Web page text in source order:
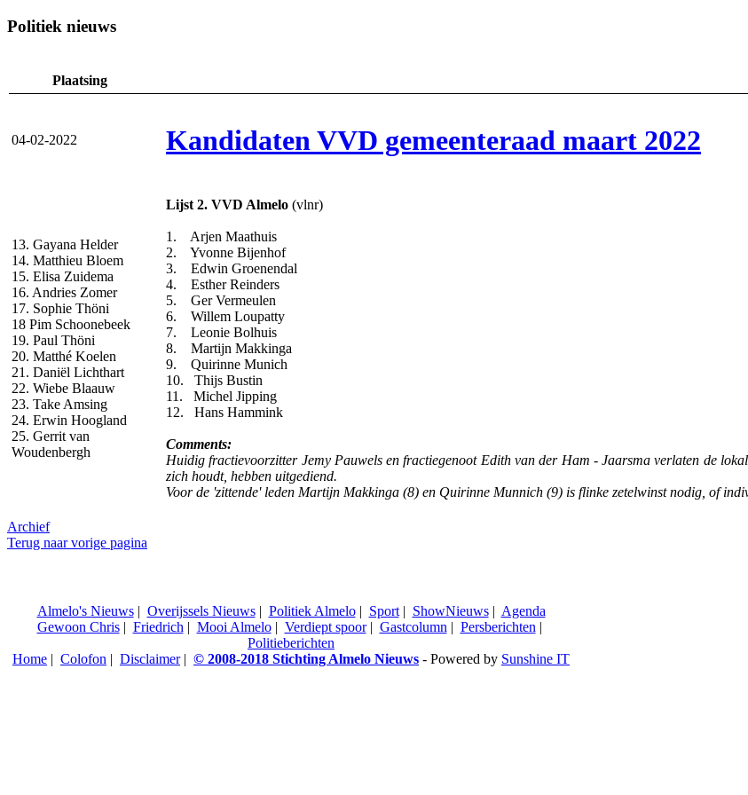
Politiek nieuws
Plaatsing
04-02-2022 Kandidaten VVD gemeenteraad maart 2022
13. Gayana Helder
14. Matthieu Bloem
15. Elisa Zuidema
16. Andries Zomer
17. Sophie Thöni
18 Pim Schoonebeek
19. Paul Thöni
20. Matthé Koelen
21. Daniël Lichthart
22. Wiebe Blaauw
23. Take Amsing
24. Erwin Hoogland
25. Gerrit van
Woudenbergh
Lijst 2. VVD Almelo (vlnr)
1. Arjen Maathuis
2. Yvonne Bijenhof
3. Edwin Groenendal
4. Esther Reinders
5. Ger Vermeulen
6. Willem Loupatty
7. Leonie Bolhuis
8. Martijn Makkinga
9. Quirinne Munich
10. Thijs Bustin
11. Michel Jipping
12. Hans Hammink
Comments:
Huidig fractievoorzitter Jemy Pauwels en fractiegenoot Edith van der Ham - Jaarsma verlaten de
zich houdt, hebben uitgediend.
Voor de 'zittende' leden Martijn Makkinga (8) en Quirinne Munnich (9) is flinke zetelwinst nodig, of
Archief
Terug naar vorige pagina
Almelo's Nieuws| Overijssels Nieuws| Politiek Almelo| Sport| ShowNieuws| Agenda
Gewoon Chris| Friedrich| Mooi Almelo| Verdiept spoor| Gastcolumn| Persberichten|
Politieberichten
Home | Colofon | Disclaimer| © 2008-2018 Stichting Almelo Nieuws - Powered by Sunshine IT